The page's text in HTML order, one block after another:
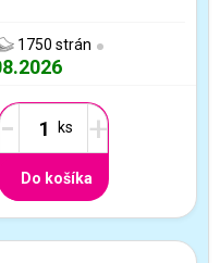
1750 strán
- +
Do košíka